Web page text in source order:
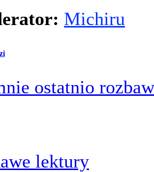
Michiru
ostatnio
lektury